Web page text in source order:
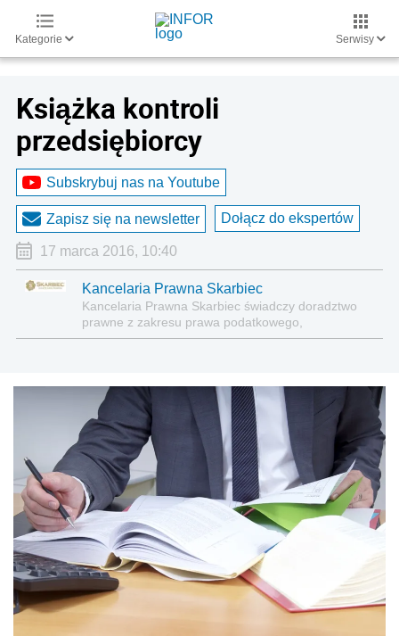
Kategorie Serwisy
Książka kontroli
przedsiębiorcy
Subskrybuj nas na Youtube
Zapisz się na newsletter Dołącz do ekspertów
17 marca 2016, 10:40
Kancelaria Prawna Skarbiec
Kancelaria Prawna Skarbiec świadczy doradztwo
prawne z zakresu prawa podatkowego,
gospodarczego, cywilnego i karnego.